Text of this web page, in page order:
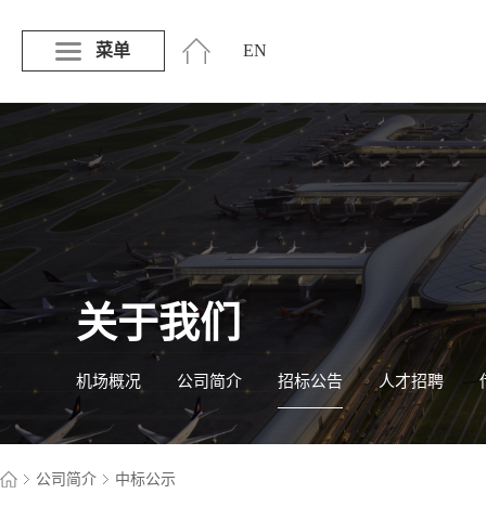
菜单 EN
关于我们
机场概况 公司简介 招标公告 人才招聘
公司简介 中标公示